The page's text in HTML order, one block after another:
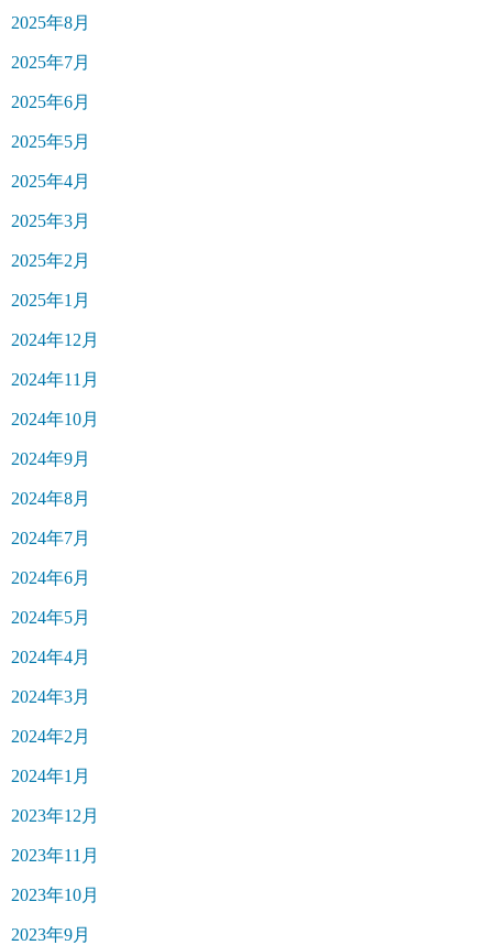
2025年8月
2025年7月
2025年6月
2025年5月
2025年4月
2025年3月
2025年2月
2025年1月
2024年12月
2024年11月
2024年10月
2024年9月
2024年8月
2024年7月
2024年6月
2024年5月
2024年4月
2024年3月
2024年2月
2024年1月
2023年12月
2023年11月
2023年10月
2023年9月